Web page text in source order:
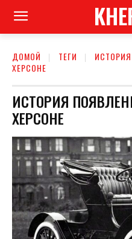
ДОМОЙ ТЕГИ
ХЕРСОНЕ
ИСТОРИЯ
ХЕРСОНЕ